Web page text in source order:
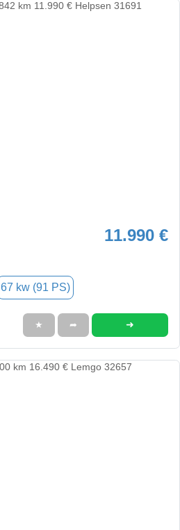
11.990 €
67 kw (91 PS)
★ ➦ ➜